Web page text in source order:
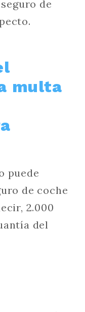
de
multa
puede
de coche
2.000
del